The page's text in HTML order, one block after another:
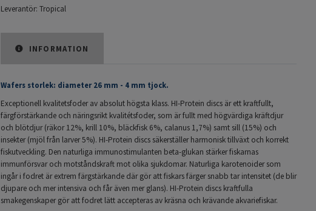
Leverantör: Tropical
INFORMATION
Wafers storlek: diameter 26 mm - 4 mm tjock.
Exceptionell kvalitetsfoder av absolut högsta klass. HI-Protein discs är ett kraftfullt,
färgförstärkande och näringsrikt kvalitétsfoder, som är fullt med högvärdiga kräftdjur
och blötdjur (räkor 12%, krill 10%, bläckfisk 6%, calanus 1,7%) samt sill (15%) och
insekter (mjöl från larver 5%). HI-Protein discs säkerställer harmonisk tillväxt och korrekt
fiskutveckling. Den naturliga immunostimulanten beta-glukan stärker fiskarnas
immunförsvar och motståndskraft mot olika sjukdomar. Naturliga karotenoider som
ingår i fodret är extrem färgstärkande där gör att fiskars färger snabb tar intensitet (de blir
djupare och mer intensiva och får även mer glans). HI-Protein discs kraftfulla
smakegenskaper gör att fodret lätt accepteras av kräsna och krävande akvariefiskar.